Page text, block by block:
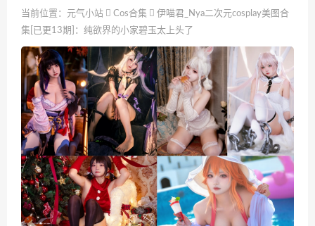
当前位置： 元气小站 Cos合集
伊喵君_Nya二次元cosplay美图合
集[已更13期]：纯欲界的小家碧玉太上头了